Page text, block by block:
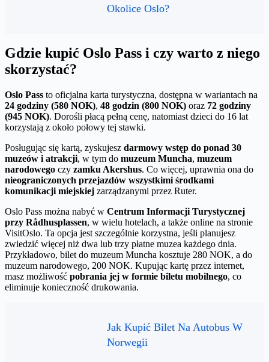
Okolice Oslo?
Gdzie kupić Oslo Pass i czy warto z niego
skorzystać?
Oslo Pass to oficjalna karta turystyczna, dostępna w wariantach na
24 godziny (580 NOK), 48 godzin (800 NOK) oraz 72 godziny
(945 NOK). Dorośli płacą pełną cenę, natomiast dzieci do 16 lat
korzystają z około połowy tej stawki.
Posługując się kartą, zyskujesz darmowy wstęp do ponad 30
muzeów i atrakcji, w tym do muzeum Muncha, muzeum
narodowego czy zamku Akershus. Co więcej, uprawnia ona do
nieograniczonych przejazdów wszystkimi środkami
komunikacji miejskiej zarządzanymi przez Ruter.
Oslo Pass można nabyć w Centrum Informacji Turystycznej
przy Rådhusplassen, w wielu hotelach, a także online na stronie
VisitOslo. Ta opcja jest szczególnie korzystna, jeśli planujesz
zwiedzić więcej niż dwa lub trzy płatne muzea każdego dnia.
Przykładowo, bilet do muzeum Muncha kosztuje 280 NOK, a do
muzeum narodowego, 200 NOK. Kupując kartę przez internet,
masz możliwość pobrania jej w formie biletu mobilnego, co
eliminuje konieczność drukowania.
Jak Kupić Bilet Na Autobus W
Norwegii